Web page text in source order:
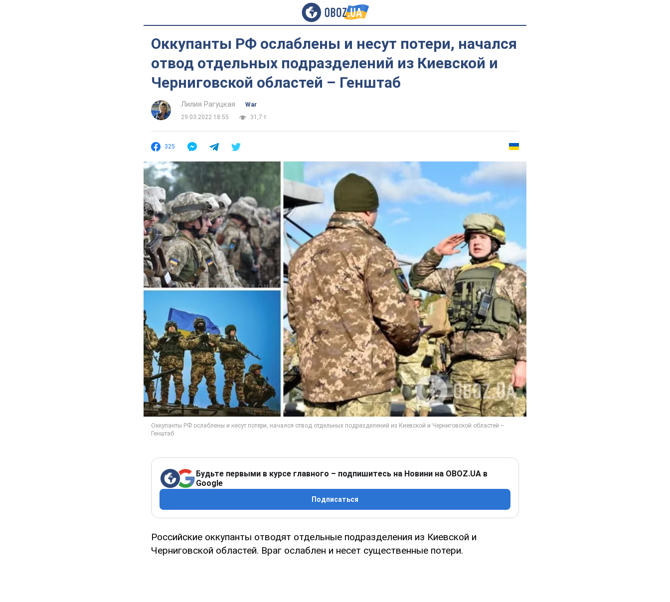
Оккупанты РФ ослаблены и несут потери, начался
отвод отдельных подразделений из Киевской и
Черниговской областей – Генштаб
Лилия Рагуцкая
War
29.03.2022 18:55
31,7 т.
325
Будьте первыми в курсе главного – подпишитесь на Новини на OBOZ.UA в
Google
Подписаться
Российские оккупанты отводят отдельные подразделения из Киевской и
Черниговской областей. Враг ослаблен и несет существенные потери.